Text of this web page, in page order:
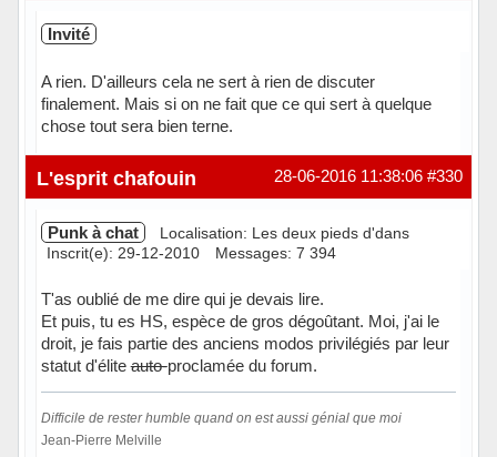
Invité
A rien. D'ailleurs cela ne sert à rien de discuter
finalement. Mais si on ne fait que ce qui sert à quelque
chose tout sera bien terne.
#330
28-06-2016 11:38:06
L'esprit chafouin
Punk à chat
Localisation: Les deux pieds d'dans
Inscrit(e): 29-12-2010
Messages: 7 394
T'as oublié de me dire qui je devais lire.
Et puis, tu es HS, espèce de gros dégoûtant. Moi, j'ai le
droit, je fais partie des anciens modos privilégiés par leur
statut d'éliteauto-proclamée du forum.
Difficile de rester humble quand on est aussi génial que moi
Jean-Pierre Melville